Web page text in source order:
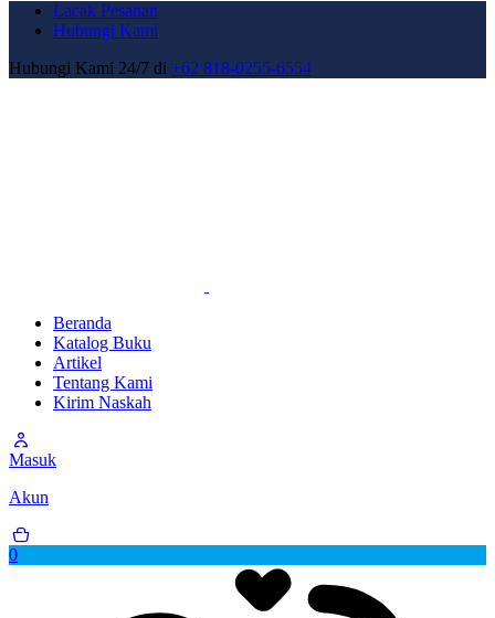
Lacak Pesanan
Hubungi Kami
Hubungi Kami 24/7 di +62 818-0255-6554
Beranda
Katalog Buku
Artikel
Tentang Kami
Kirim Naskah
Masuk
Akun
0